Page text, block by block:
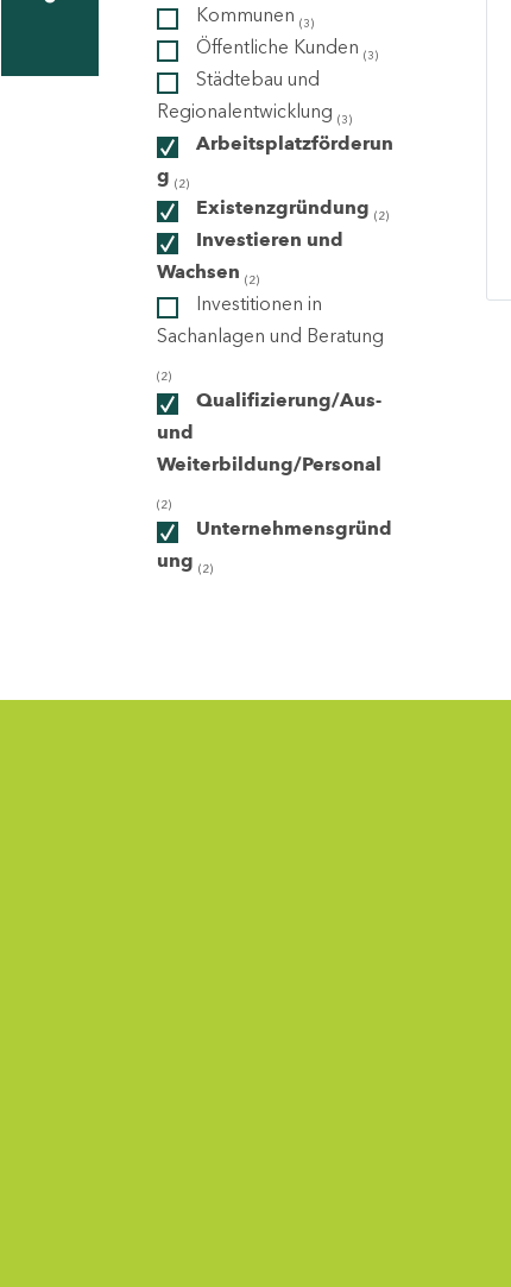
Kommunen (3)
Öffentliche Kunden (3)
Städtebau und
Regionalentwicklung (3)
Arbeitsplatzförderun
g (2)
Existenzgründung (2)
Investieren und
Wachsen (2)
Investitionen in
Sachanlagen und Beratung
(2)
Qualifizierung/Aus-
und
Weiterbildung/Personal
(2)
Unternehmensgründ
ung (2)